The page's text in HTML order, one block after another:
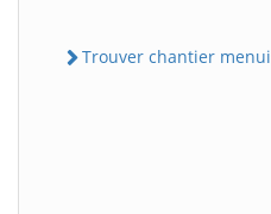
Trouver chantier